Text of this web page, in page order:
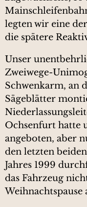
legten wir eine
die spätere
Unser
Zweiwege-
Schwenkarm, an
Sägeblätter
Ochsenfurt hatte
angeboten, aber
den letzten
Jahres 1999
das Fahrzeug
Weihnachtspause